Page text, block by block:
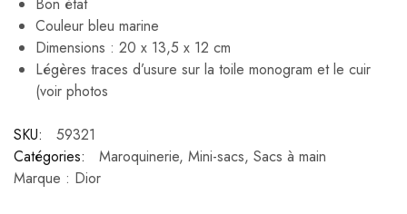
Couleur bleu marine
Dimensions : 20 x 13,5 x 12 cm
Légères traces d’usure sur la toile monogram et le cuir
(voir photos
SKU:
59321
Catégories:
Maroquinerie, Mini-sacs, Sacs à main
Marque : Dior